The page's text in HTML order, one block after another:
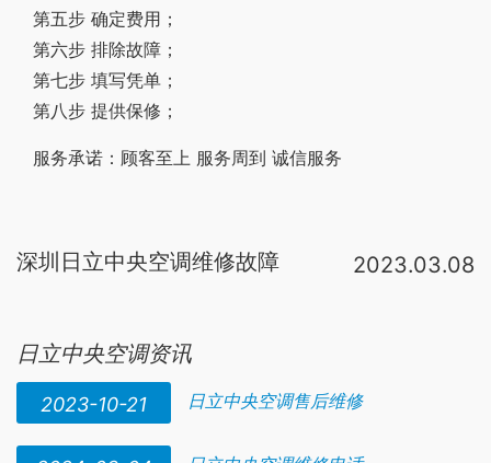
第五步 确定费用；
第六步 排除故障；
第七步 填写凭单；
第八步 提供保修；
服务承诺：顾客至上 服务周到 诚信服务
深圳日立中央空调维修故障 2023.03.08
日立中央空调资讯
2023-10-21 日立中央空调售后维修